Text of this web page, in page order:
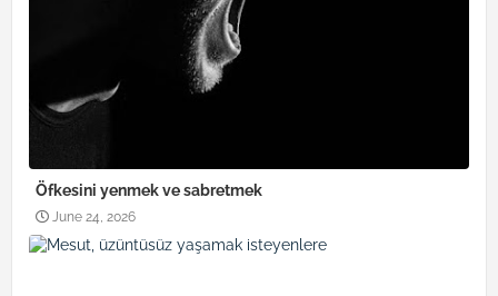
Öfkesini yenmek ve sabretmek
June 24, 2026